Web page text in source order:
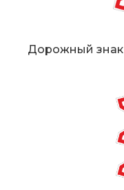
Дорожный знак